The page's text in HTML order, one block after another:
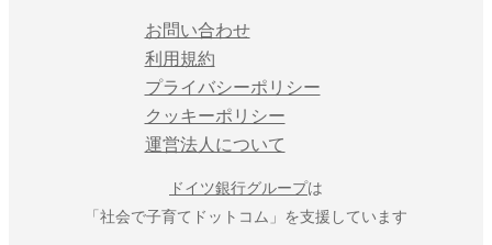
お問い合わせ
利用規約
プライバシーポリシー
クッキーポリシー
運営法人について
ドイツ銀行グループは
「社会で子育てドットコム」を支援しています